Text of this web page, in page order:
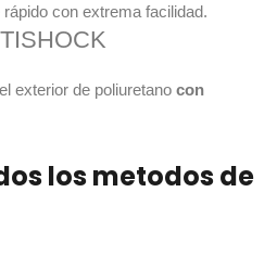
con extrema facilidad.
exterior de poliuretano con
los metodos de